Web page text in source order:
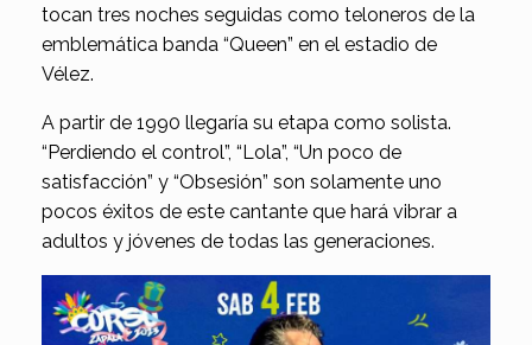
tocan tres noches seguidas como teloneros de la
emblemática banda “Queen” en el estadio de
Vélez.
A partir de 1990 llegaría su etapa como solista.
“Perdiendo el control”, “Lola”, “Un poco de
satisfacción” y “Obsesión” son solamente uno
pocos éxitos de este cantante que hará vibrar a
adultos y jóvenes de todas las generaciones.